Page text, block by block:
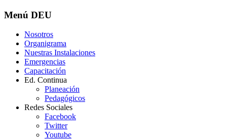
Menú DEU
Nosotros
Organigrama
Nuestras Instalaciones
Emergencias
Capacitación
Ed. Continua
Planeación
Pedagógicos
Redes Sociales
Facebook
Twitter
Youtube